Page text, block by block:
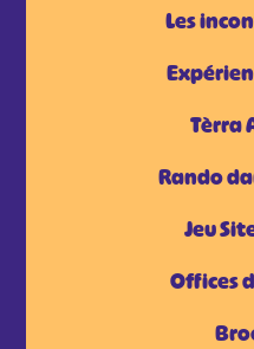
Les
Tèrra
Rando
Jeu
Offices